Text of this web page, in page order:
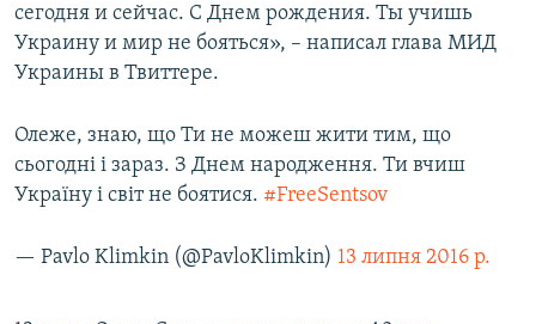
сегодня и сейчас. С Днем рождения. Ты учишь
Украину и мир не бояться», – написал глава МИД
Украины в Твиттере.
Олеже, знаю, що Ти не можеш жити тим, що
сьогодні і зараз. З Днем народження. Ти вчиш
Україну і світ не боятися. #FreeSentsov
— Pavlo Klimkin (@PavloKlimkin) 13 липня 2016 р.